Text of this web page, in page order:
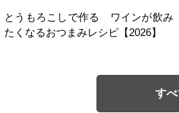
とうもろこしで作る ワインが飲み
たくなるおつまみレシピ【2026】
す